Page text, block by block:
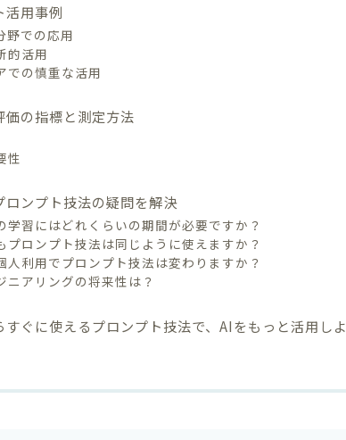
活用事例
野での応用
的活用
での慎重な活用
価の指標と測定方法
性
ロンプト技法の疑問を解決
学習にはどれくらいの期間が必要ですか？
プロンプト技法は同じように使えますか？
人利用でプロンプト技法は変わりますか？
ニアリングの将来性は？
すぐに使えるプロンプト技法で、AIをもっと活用しよ